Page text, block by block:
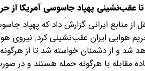
عقب‌نشینی پهپاد جاسوسی آمریکا از
هوایی ایران عقب‌نشینی کرد. نیروی
شد و از دشمنان خواسته شد تا از
مقابله با هرگونه حمله هستند و در